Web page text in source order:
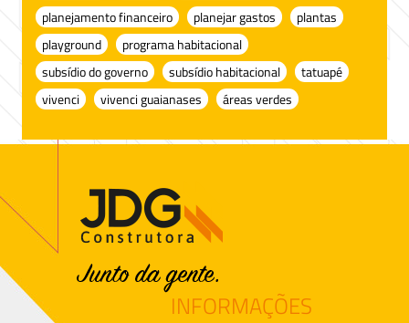
planejamento financeiro
planejar gastos
plantas
playground
programa habitacional
subsídio do governo
subsídio habitacional
tatuapé
vivenci
vivenci guaianases áreas verdes
INFORMAÇÕES